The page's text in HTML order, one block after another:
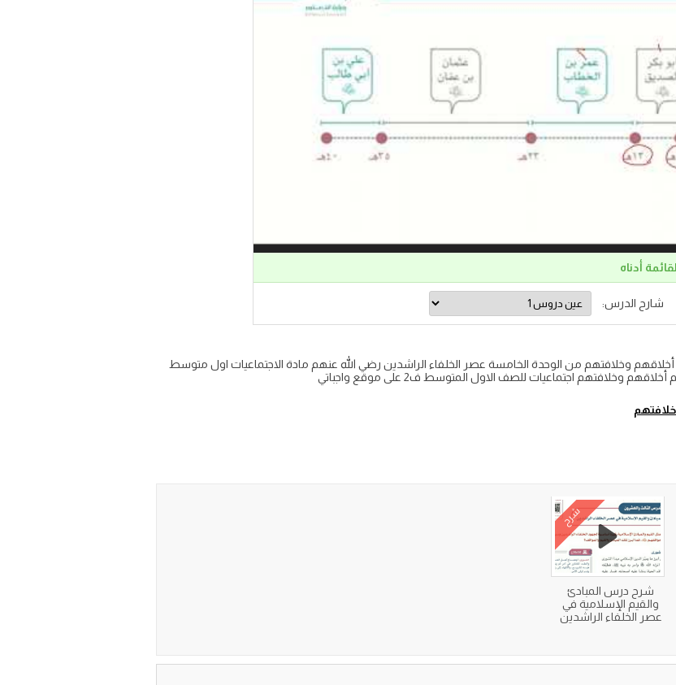
أدناه
شارح الدرس:
وخلافتهم من الوحدة الخامسة عصر الخلفاء الراشدين رضي الله عنهم مادة الاجتماعيات اول متوسط
وخلافتهم اجتماعيات للصف الاول المتوسط ف2 على موقع واجباتي
شرح
شرح درس المبادئ
والقيم الإسلامية في
عصر الخلفاء الراشدين